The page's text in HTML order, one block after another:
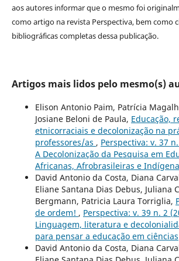
aos autores informar que o mesmo foi
como artigo na revista Perspectiva, bem como
bibliográficas completas dessa publicação.
Artigos mais lidos pelo mesmo(s)
Elison Antonio Paim, Patrícia
Josiane Beloni de Paula, Educação,
etnicorraciais e decolonização na
professores/as , Perspectiva: v. 37
A Decolonização da Pesquisa em
Africanas, Afrobrasileiras e
David Antonio da Costa, Diana
Eliane Santana Dias Debus, Juliana
Bergmann, Patricia Laura Torriglia,
de ordem! , Perspectiva: v. 39 n. 2
Linguagem, literatura e
para pensar a educação em ciências
David Antonio da Costa, Diana